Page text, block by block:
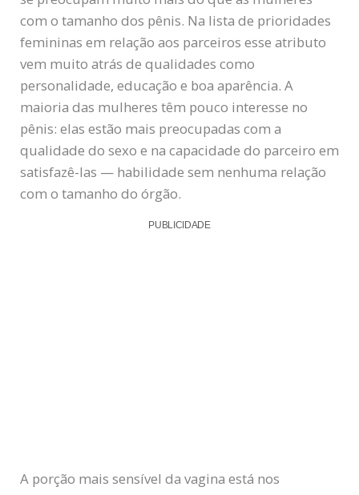
com o tamanho dos pênis. Na lista de prioridades
femininas em relação aos parceiros esse atributo
vem muito atrás de qualidades como
personalidade, educação e boa aparência. A
maioria das mulheres têm pouco interesse no
pênis: elas estão mais preocupadas com a
qualidade do sexo e na capacidade do parceiro em
satisfazê-las — habilidade sem nenhuma relação
com o tamanho do órgão.
PUBLICIDADE
A porção mais sensível da vagina está nos